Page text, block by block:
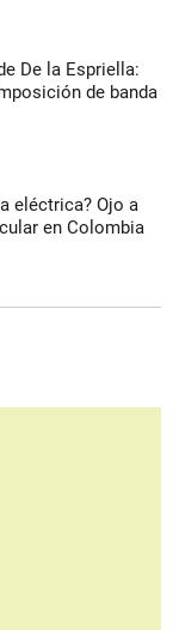
De la Espriella:
de banda
eléctrica? Ojo a
en Colombia